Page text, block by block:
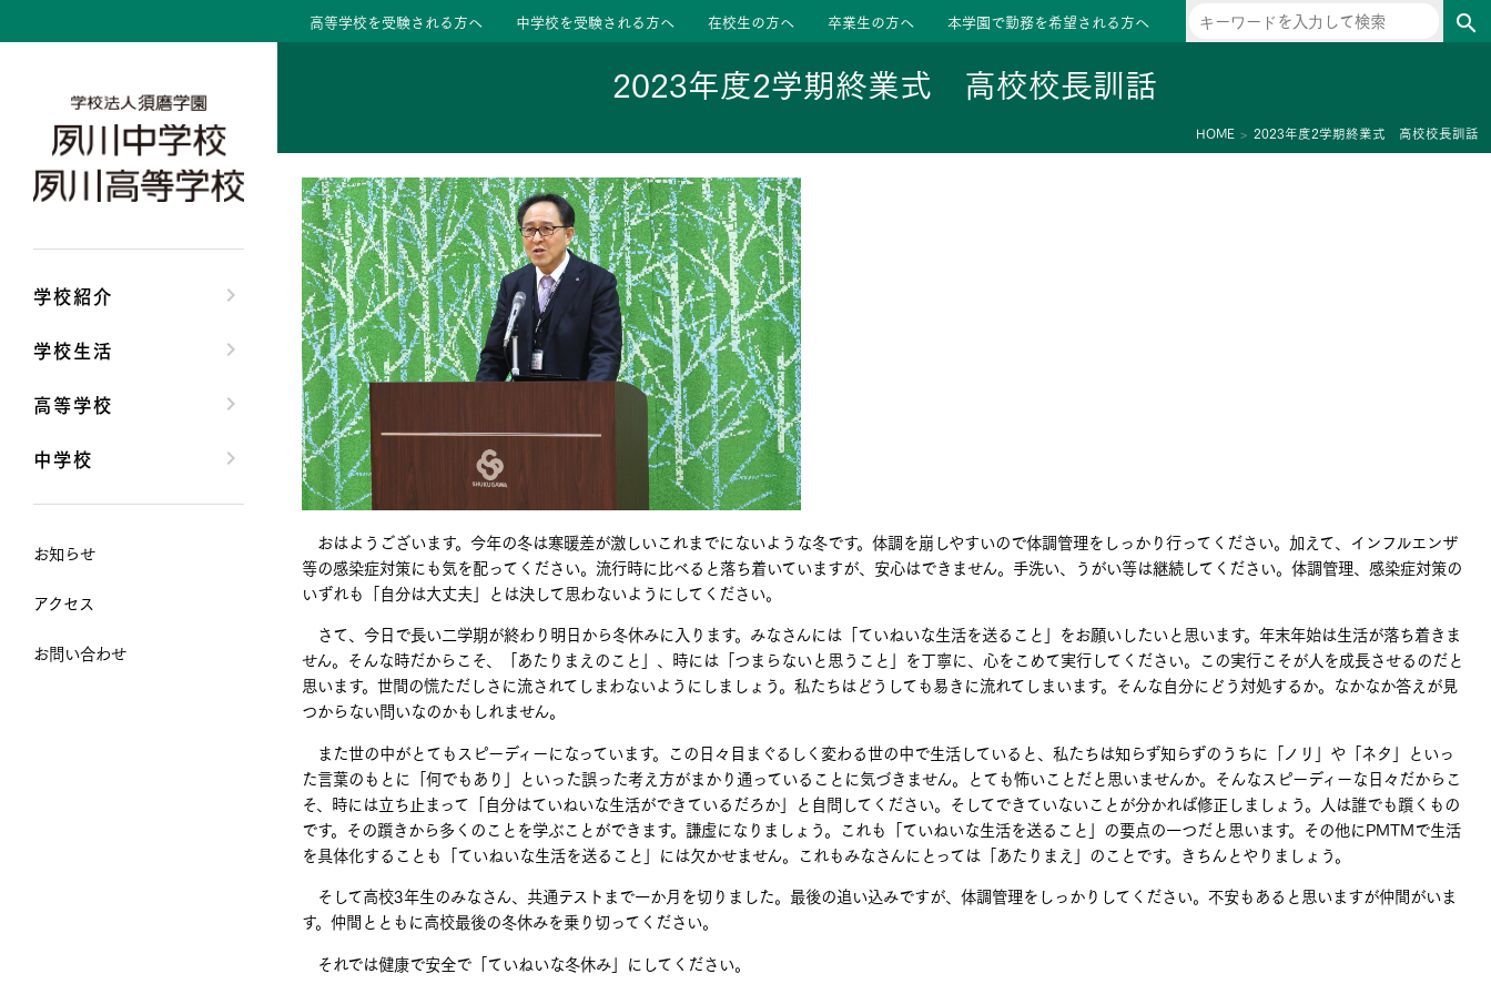
高等学校を受験される方へ 中学校を受験される方へ 在校生の方へ 卒業生の方へ 本学園で勤務を希望される方へ search
2023年度2学期終業式 高校校長訓話
HOME 2023年度2学期終業式 高校校長訓話
おはようございます。今年の冬は寒暖差が激しいこれまでにないような冬です。体調を崩しやすいので体調管理をしっかり行ってください。加えて、インフルエンザ
等の感染症対策にも気を配ってください。流行時に比べると落ち着いていますが、安心はできません。手洗い、うがい等は継続してください。体調管理、感染症対策の
いずれも「自分は大丈夫」とは決して思わないようにしてください。
さて、今日で長い二学期が終わり明日から冬休みに入ります。みなさんには「ていねいな生活を送ること」をお願いしたいと思います。年末年始は生活が落ち着きま
せん。そんな時だからこそ、「あたりまえのこと」、時には「つまらないと思うこと」を丁寧に、心をこめて実行してください。この実行こそが人を成長させるのだと
思います。世間の慌ただしさに流されてしまわないようにしましょう。私たちはどうしても易きに流れてしまいます。そんな自分にどう対処するか。なかなか答えが見
つからない問いなのかもしれません。
また世の中がとてもスピーディーになっています。この日々目まぐるしく変わる世の中で生活していると、私たちは知らず知らずのうちに「ノリ」や「ネタ」といっ
た言葉のもとに「何でもあり」といった誤った考え方がまかり通っていることに気づきません。とても怖いことだと思いませんか。そんなスピーディーな日々だからこ
そ、時には立ち止まって「自分はていねいな生活ができているだろか」と自問してください。そしてできていないことが分かれば修正しましょう。人は誰でも躓くもの
です。その躓きから多くのことを学ぶことができます。謙虚になりましょう。これも「ていねいな生活を送ること」の要点の一つだと思います。その他にPMTMで生活
を具体化することも「ていねいな生活を送ること」には欠かせません。これもみなさんにとっては「あたりまえ」のことです。きちんとやりましょう。
そして高校3年生のみなさん、共通テストまで一か月を切りました。最後の追い込みですが、体調管理をしっかりしてください。不安もあると思いますが仲間がいま
す。仲間とともに高校最後の冬休みを乗り切ってください。
それでは健康で安全で「ていねいな冬休み」にしてください。
学校紹介
学校生活
高等学校
中学校
お知らせ
アクセス
お問い合わせ
理事長/学園長メッセージ
安心して任せられる学校
沿革
施設・設備
大学合格実績
クラブ活動・生徒会活動
夙川ブログ
制服紹介
夙川カレンダー
高校校長からの挨拶
高校の教育方針／特色
特進コース／進学コース
年間行事
先輩たちの声・生徒たちの声
中学校長からの挨拶
中学校の教育方針／特色
Aコース／Bコース
年間行事
先輩たちの声・生徒たちの声